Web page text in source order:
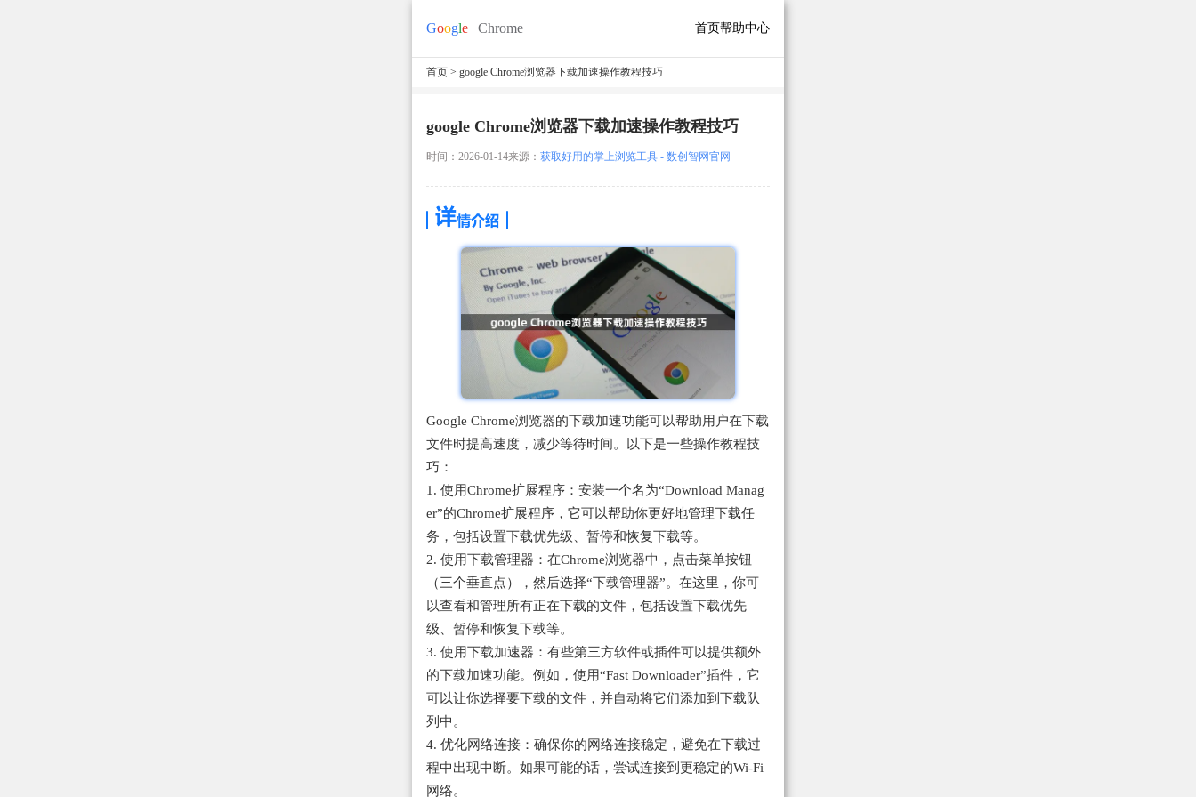
首页帮助中心
首页 > google Chrome浏览器下载加速操作教程技巧
google Chrome浏览器下载加速操作教程技巧
时间：2026-01-14来源： 获取好用的掌上浏览工具 - 数创智网官网
Google Chrome浏览器的下载加速功能可以帮助用户在下载
文件时提高速度，减少等待时间。以下是一些操作教程技
巧：
1. 使用Chrome扩展程序：安装一个名为“Download Manag
er”的Chrome扩展程序，它可以帮助你更好地管理下载任
务，包括设置下载优先级、暂停和恢复下载等。
2. 使用下载管理器：在Chrome浏览器中，点击菜单按钮
（三个垂直点），然后选择“下载管理器”。在这里，你可
以查看和管理所有正在下载的文件，包括设置下载优先
级、暂停和恢复下载等。
3. 使用下载加速器：有些第三方软件或插件可以提供额外
的下载加速功能。例如，使用“Fast Downloader”插件，它
可以让你选择要下载的文件，并自动将它们添加到下载队
列中。
4. 优化网络连接：确保你的网络连接稳定，避免在下载过
程中出现中断。如果可能的话，尝试连接到更稳定的Wi-Fi
网络。